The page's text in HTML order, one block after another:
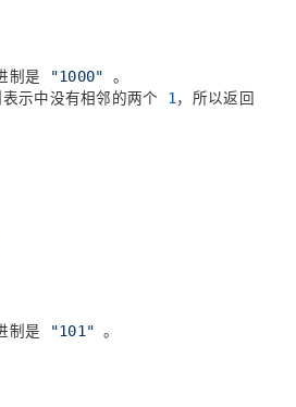
制是 "1000" 。
示中没有相邻的两个 1 ，所以返回
制是 "101" 。